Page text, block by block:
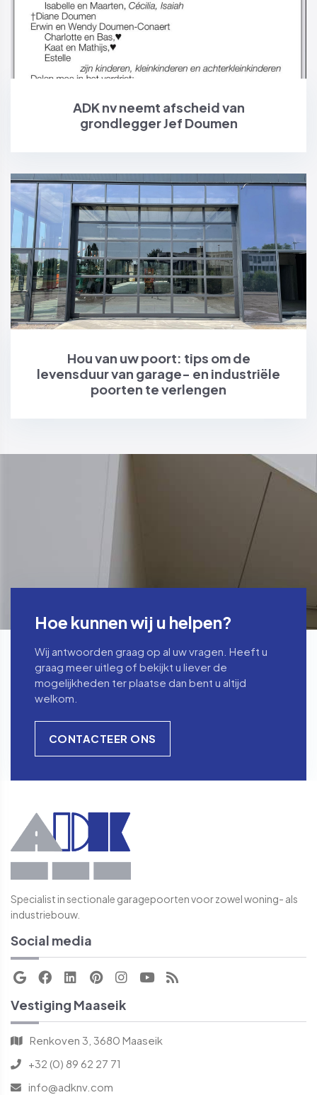
ADK nv neemt afscheid van
grondlegger Jef Doumen
Hou van uw poort: tips om de
levensduur van garage- en industriële
poorten te verlengen
Hoe kunnen wij u helpen?
Wij antwoorden graag op al uw vragen. Heeft u
graag meer uitleg of bekijkt u liever de
mogelijkheden ter plaatse dan bent u altijd
welkom.
CONTACTEER ONS
Specialist in sectionale garagepoorten voor zowel woning- als
industriebouw.
Social media
Vestiging Maaseik
Renkoven 3, 3680 Maaseik
+32 (0) 89 62 27 71
info@adknv.com